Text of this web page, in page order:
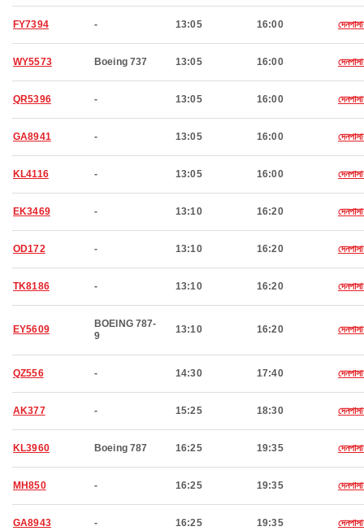
FY7394 - 13:05 16:00
WY5573 Boeing 737 13:05 16:00
QR5396 - 13:05 16:00
GA8941 - 13:05 16:00
KL4116 - 13:05 16:00
EK3469 - 13:10 16:20
OD172 - 13:10 16:20
TK8186 - 13:10 16:20
EY5609
BOEING 787-
9
13:10 16:20
QZ556 - 14:30 17:40
AK377 - 15:25 18:30
KL3960 Boeing 787 16:25 19:35
MH850 - 16:25 19:35
GA8943 - 16:25 19:35